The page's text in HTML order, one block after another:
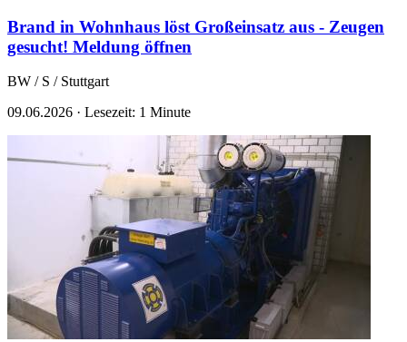
Brand in Wohnhaus löst Großeinsatz aus - Zeugen
gesucht! Meldung öffnen
BW / S / Stuttgart
09.06.2026 · Lesezeit: 1 Minute